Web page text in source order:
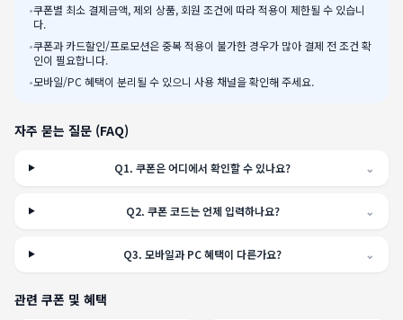
•쿠폰별 최소 결제금액, 제외 상품, 회원 조건에 따라 적용이 제한될 수 있습니
다.
•쿠폰과 카드할인/프로모션은 중복 적용이 불가한 경우가 많아 결제 전 조건 확
인이 필요합니다.
•모바일/PC 혜택이 분리될 수 있으니 사용 채널을 확인해 주세요.
자주 묻는 질문 (FAQ)
Q1.쿠폰은 어디에서 확인할 수 있나요? ⌄
Q2. 쿠폰 코드는 언제 입력하나요? ⌄
Q3.모바일과 PC 혜택이 다른가요? ⌄
관련 쿠폰 및 혜택